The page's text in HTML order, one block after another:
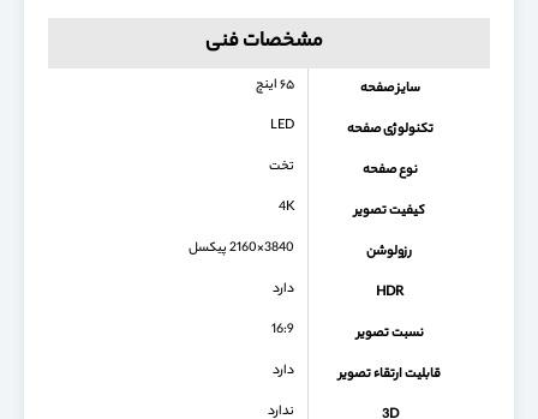
مشخصات فنی
سایز صفحه ۶۵ اینچ
تکنولوژی صفحه LED
نوع صفحه تخت
کیفیت تصویر 4K
رزولوشن 3840×2160 پیکسل
HDR دارد
نسبت تصویر 16:9
قابلیت ارتقاء تصویر دارد
ندارد